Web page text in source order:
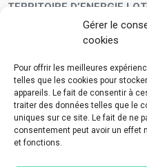
Gérer le
cookies
Pour offrir les meilleures
telles que les cookies pour
appareils. Le fait de consentir à
traiter des données telles que le
uniques sur ce site. Le fait de ne
consentement peut avoir un effet
et fonctions.
TERRITOIRE D’ENERGIE
Enfants et adolescents
VIVRE À VOS CÔTÉS
Service municipal d’aide
Aide à la personne en
Télé-alerte